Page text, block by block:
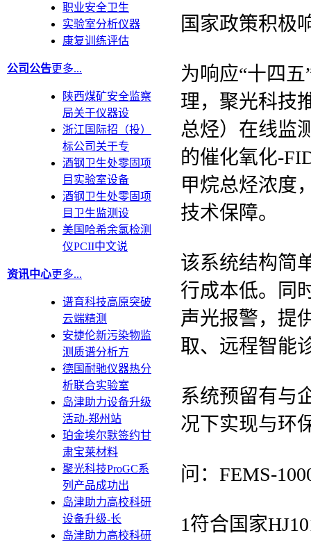
职业安全卫生
实验室分析仪器
康复训练评估
公司公告更多...
陕西煤矿安全监察
局关于仪器设
浙江国际招（投）
标公司关于专
酒钢卫生处零固项
目实验室设备
酒钢卫生处零固项
目卫生监测设
美国哈希余氯检测
仪PCII中文说
资讯中心更多...
谱育科技高原突破
云端精测
安捷伦新污染物监
测质谱分析方
德国耐驰仪器热分
析联合实验室
岛津助力设备升级
活动-郑州站
珀金埃尔默签约甘
肃宝莱材料
聚光科技ProGC系
列产品成功出
岛津助力高校科研
设备升级-长
岛津助力高校科研
国家政策积极
为响应“十四
理，聚光科技
总烃）在线监
的催化氧化-
甲烷总烃浓度
技术保障。
该系统结构简
行成本低。同
声光报警，提
取、远程智能
系统预留有与
况下实现与环
问：FEMS-
1符合国家